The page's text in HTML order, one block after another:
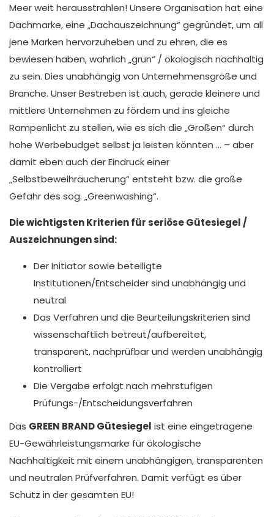
Meer weit herausstrahlen! Unsere Organisation hat eine
Dachmarke, eine „Dachauszeichnung“ gegründet, um all
jene Marken hervorzuheben und zu ehren, die es
bewiesen haben, wahrlich „grün“ / ökologisch nachhaltig
zu sein. Dies unabhängig von Unternehmensgröße und
Branche. Unser Bestreben ist auch, gerade kleinere und
mittlere Unternehmen zu fördern und ins gleiche
Rampenlicht zu stellen, wie es sich die „Großen“ durch
hohe Werbebudget selbst ja leisten könnten … – aber
damit eben auch der Eindruck einer
„Selbstbeweihräucherung“ entsteht bzw. die große
Gefahr des sog. „Greenwashing“.
Die wichtigsten Kriterien für seriöse Gütesiegel /
Auszeichnungen sind:
Der Initiator sowie beteiligte
Institutionen/Entscheider sind unabhängig und
neutral
Das Verfahren und die Beurteilungskriterien sind
wissenschaftlich betreut/aufbereitet,
transparent, nachprüfbar und werden unabhängig
kontrolliert
Die Vergabe erfolgt nach mehrstufigen
Prüfungs-/Entscheidungsverfahren
Das GREEN BRAND Gütesiegel ist eine eingetragene
EU-Gewährleistungsmarke für ökologische
Nachhaltigkeit mit einem unabhängigen, transparenten
und neutralen Prüfverfahren. Damit verfügt es über
Schutz in der gesamten EU!